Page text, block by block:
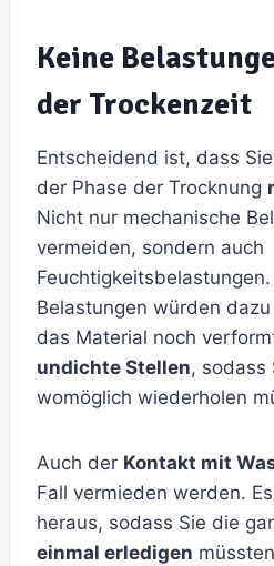
Keine
der Trockenzeit
Entscheidend ist, dass
der Phase der Trocknung
Nicht nur mechanische
vermeiden, sondern auch
Belastungen würden
das Material noch
undichte Stellen, sodass
womöglich wiederholen
Auch der Kontakt mit
Fall vermieden werden.
heraus, sodass Sie die
einmal erledigen